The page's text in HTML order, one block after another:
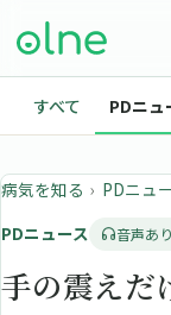
すべて PDニュ
病気を知る › PDニュ
PDニュース
音声あ
手の震え